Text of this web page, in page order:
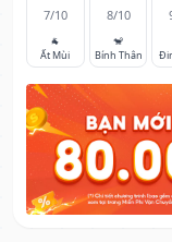
7/10
🐐
Ất Mùi
8/10
🐒
Bính Thân